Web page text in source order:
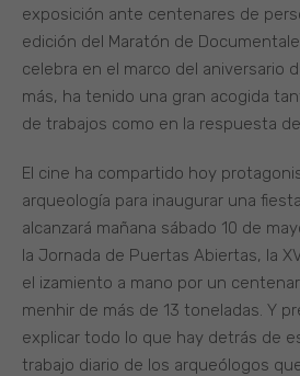
exposición ante centenares de
edición del Maratón de
celebra en el marco del aniversario
más, ha tenido una gran acogida
de trabajos como en la respuesta
El cine ha compartido hoy
arqueología para inaugurar una
alcanzará mañana sábado 10 de
la Jornada de Puertas Abiertas, la
el izamiento a mano por un
menhir de más de 13 toneladas. Y
explicar todo lo que hay detrás de
trabajo diario de los arqueólogos